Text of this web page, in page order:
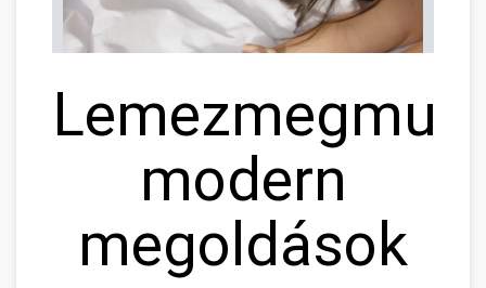
modern
megoldások